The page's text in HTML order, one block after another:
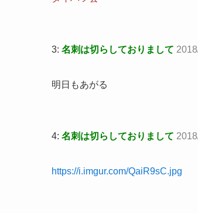
3: 名刺は切らしておりまして
明日もあがる
4: 名刺は切らしておりまして
https://i.imgur.com/QaiR9sC.jpg